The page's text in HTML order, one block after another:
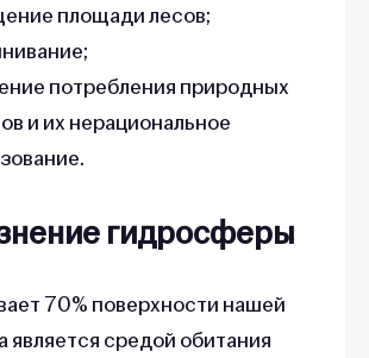
площади лесов;
потребления природных
и их нерациональное
гидросферы
70% поверхности нашей
является средой обитания